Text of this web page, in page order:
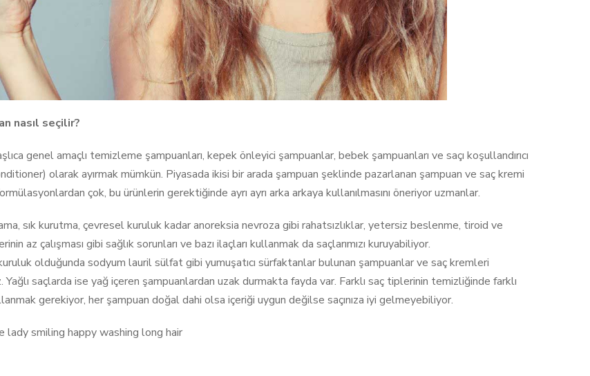
nasıl seçilir?
genel amaçlı temizleme şampuanları, kepek önleyici şampuanlar, bebek şampuanları ve saçı koşullandırıcı
olarak ayırmak mümkün. Piyasada ikisi bir arada şampuan şeklinde pazarlanan şampuan ve saç kremi
çok, bu ürünlerin gerektiğinde ayrı ayrı arka arkaya kullanılmasını öneriyor uzmanlar.
sık kurutma, çevresel kuruluk kadar anoreksia nevroza gibi rahatsızlıklar, yetersiz beslenme, tiroid ve
az çalışması gibi sağlık sorunları ve bazı ilaçları kullanmak da saçlarımızı kuruyabiliyor.
kuruluk olduğunda sodyum lauril sülfat gibi yumuşatıcı sürfaktanlar bulunan şampuanlar ve saç kremleri
Yağlı saçlarda ise yağ içeren şampuanlardan uzak durmakta fayda var. Farklı saç tiplerinin temizliğinde farklı
gerekiyor, her şampuan doğal dahi olsa içeriği uygun değilse saçınıza iyi gelmeyebiliyor.